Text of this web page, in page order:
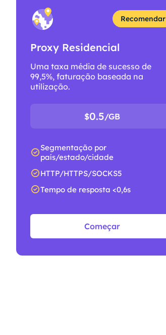
Recomendar
Proxy Residencial
Uma taxa média de sucesso de
99,5%, faturação baseada na
utilização.
$0.5/GB
Segmentação por
país/estado/cidade
HTTP/HTTPS/SOCKS5
Tempo de resposta <0,6s
Começar